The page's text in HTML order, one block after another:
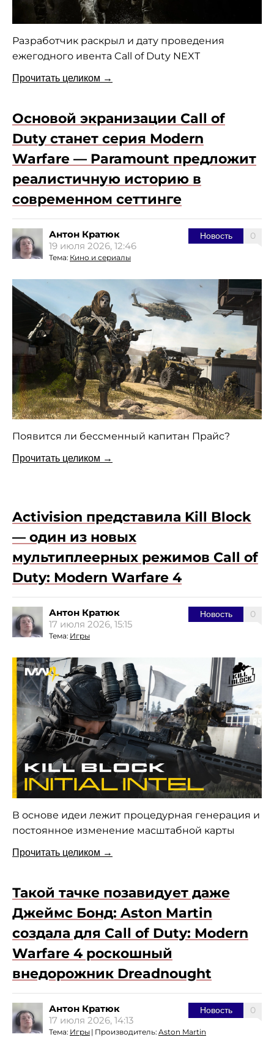
Разработчик раскрыл и дату проведения
ежегодного ивента Call of Duty NEXT
Прочитать целиком →
Основой экранизации Call of
Duty станет серия Modern
Warfare — Paramount предложит
реалистичную историю в
современном сеттинге
0
Новость
Антон Кратюк
19 июля 2026, 12:46
Тема: Кино и сериалы
Появится ли бессменный капитан Прайс?
Прочитать целиком →
Activision представила Kill Block
— один из новых
мультиплеерных режимов Call of
Duty: Modern Warfare 4
0
Новость
Антон Кратюк
17 июля 2026, 15:15
Тема: Игры
В основе идеи лежит процедурная генерация и
постоянное изменение масштабной карты
Прочитать целиком →
Такой тачке позавидует даже
Джеймс Бонд: Aston Martin
создала для Call of Duty: Modern
Warfare 4 роскошный
внедорожник Dreadnought
0
Новость
Антон Кратюк
17 июля 2026, 14:13
Тема: Игры | Производитель: Aston Martin